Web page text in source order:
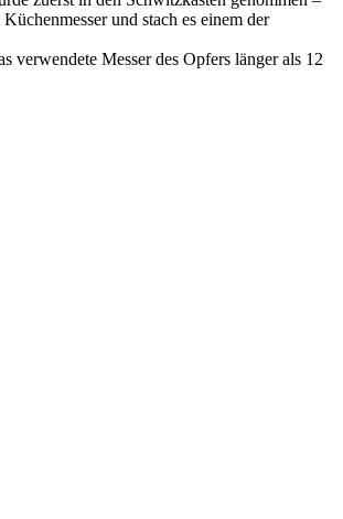
und stach es einem der
verwendete Messer des Opfers länger als 12